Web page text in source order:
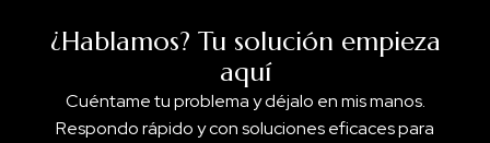
¿Hablamos? Tu solución empieza
aquí
Cuéntame tu problema y déjalo en mis manos.
Respondo rápido y con soluciones eficaces para